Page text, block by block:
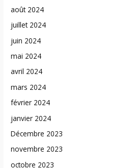
août 2024
juillet 2024
juin 2024
mai 2024
avril 2024
mars 2024
février 2024
janvier 2024
Décembre 2023
novembre 2023
octobre 2023